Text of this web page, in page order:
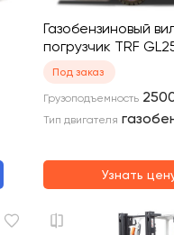
Газобензиновый
погрузчик TRF
Под заказ
Грузоподъемность
Тип двигателя
Узнать